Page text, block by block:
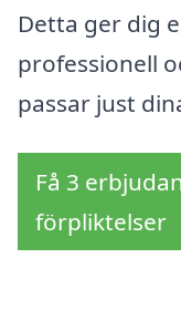
Detta ger dig
professionell
passar just
Få 3
förpliktelser